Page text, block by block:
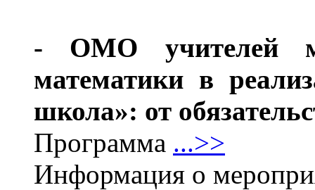
- ОМО учителей
математики в
школа»: от
Программа ...>>
Информация о